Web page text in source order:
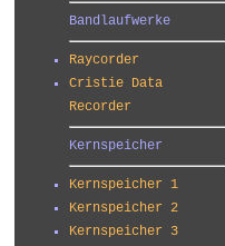
Bandlaufwerke
Raycorder
Cristie Data
Recorder
Kernspeicher
Kernspeicher 1
Kernspeicher 2
Kernspeicher 3